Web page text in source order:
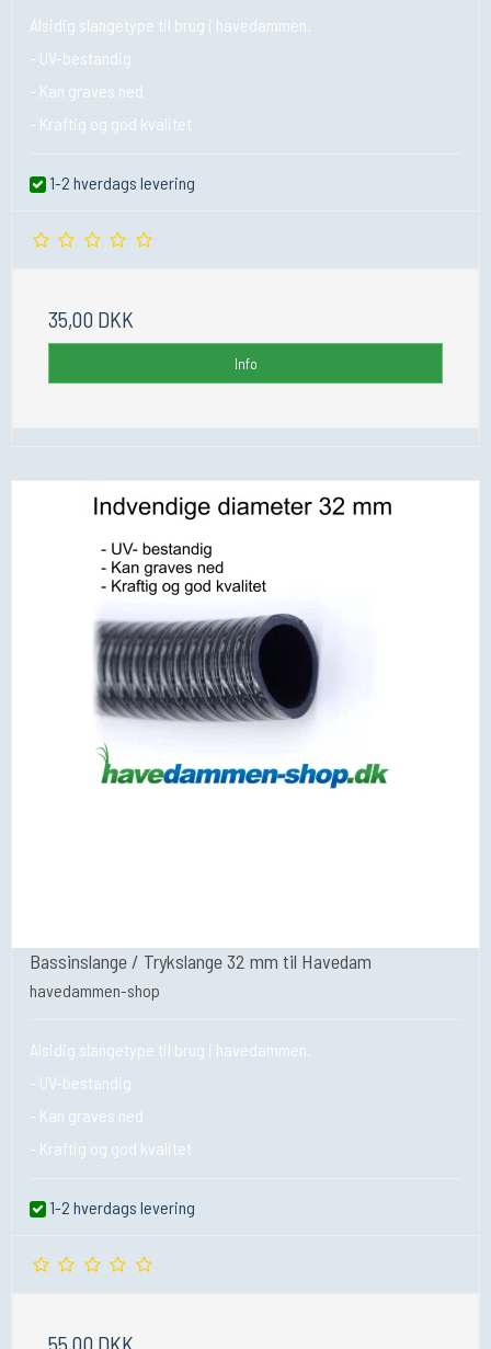
Alsidig slangetype til brug i havedammen.
- UV-bestandig
- Kan graves ned
- Kraftig og god kvalitet
1-2 hverdags levering
35,00 DKK
Info
Bassinslange / Trykslange 32 mm til Havedam
havedammen-shop
Alsidig slangetype til brug i havedammen.
- UV-bestandig
- Kan graves ned
- Kraftig og god kvalitet
1-2 hverdags levering
55,00 DKK